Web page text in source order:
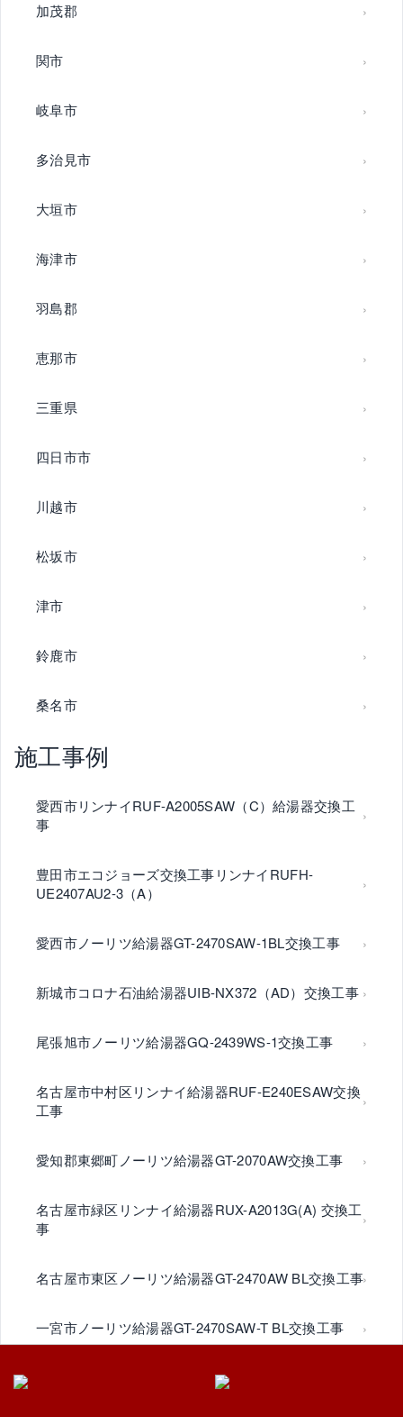
加茂郡
関市
岐阜市
多治見市
大垣市
海津市
羽島郡
恵那市
三重県
四日市市
川越市
松坂市
津市
鈴鹿市
桑名市
施工事例
愛西市リンナイRUF-A2005SAW（C）給湯器交換工
事
豊田市エコジョーズ交換工事リンナイRUFH-
UE2407AU2-3（A）
愛西市ノーリツ給湯器GT-2470SAW-1BL交換工事
新城市コロナ石油給湯器UIB-NX372（AD）交換工事
尾張旭市ノーリツ給湯器GQ-2439WS-1交換工事
名古屋市中村区リンナイ給湯器RUF-E240ESAW交換
工事
愛知郡東郷町ノーリツ給湯器GT-2070AW交換工事
名古屋市緑区リンナイ給湯器RUX-A2013G(A) 交換工
事
名古屋市東区ノーリツ給湯器GT-2470AW BL交換工事
一宮市ノーリツ給湯器GT-2470SAW-T BL交換工事
豊明市ノーリツ給湯器GT-C2072SAR BL交換工事